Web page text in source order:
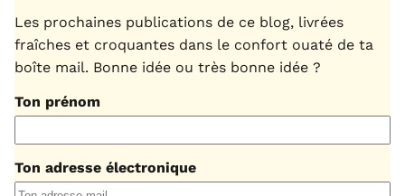
Les prochaines publications de ce blog, livrées
fraîches et croquantes dans le confort ouaté de ta
boîte mail. Bonne idée ou très bonne idée ?
Ton prénom
Ton adresse électronique